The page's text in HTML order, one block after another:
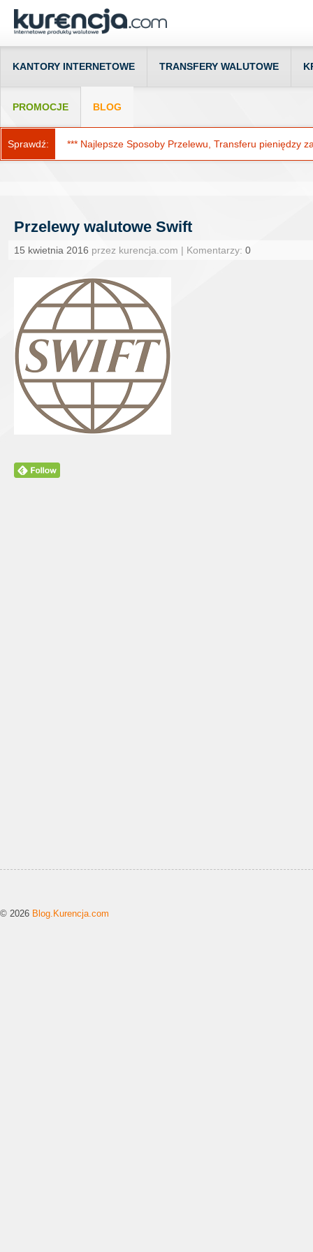
KANTORY INTERNETOWE TRANSFERY WALUTOWE
PROMOCJE BLOG
Sprawdź: *** Najlepsze Sposoby Przelewu, Transferu pieniędzy
Przelewy walutowe Swift
15 kwietnia 2016 przez kurencja.com | Komentarzy: 0
© 2026 Blog.Kurencja.com